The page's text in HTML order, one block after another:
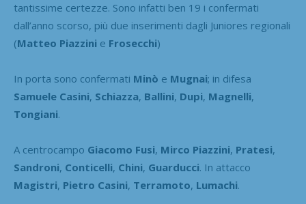
tantissime certezze. Sono infatti ben 19 i confermati
dall’anno scorso, più due inserimenti dagli Juniores regionali
(Matteo Piazzini e Frosecchi)
In porta sono confermati Minò e Mugnai; in difesa
Samuele Casini, Schiazza, Ballini, Dupi, Magnelli,
Tongiani.
A centrocampo Giacomo Fusi, Mirco Piazzini, Pratesi,
Sandroni, Conticelli, Chini, Guarducci. In attacco
Magistri, Pietro Casini, Terramoto, Lumachi.